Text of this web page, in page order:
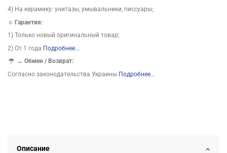
4) На керамику: унитазы, умывальники, писсуары;
☼ Гарантия:
1) Только новый оригинальный товар;
2) От 1 года Подробнее...
↔Обмен / Возврат:
Согласно законодательства Украины Подробнее...
Описание